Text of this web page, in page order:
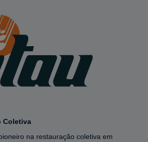
Coletiva
na restauração coletiva em